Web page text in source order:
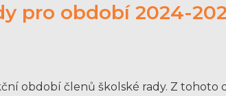
pro období 2024-
období členů školské rady. Z tohoto